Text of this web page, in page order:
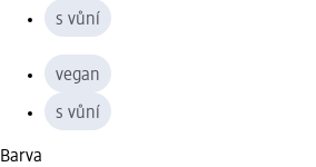
s vůní
vegan
s vůní
Barva